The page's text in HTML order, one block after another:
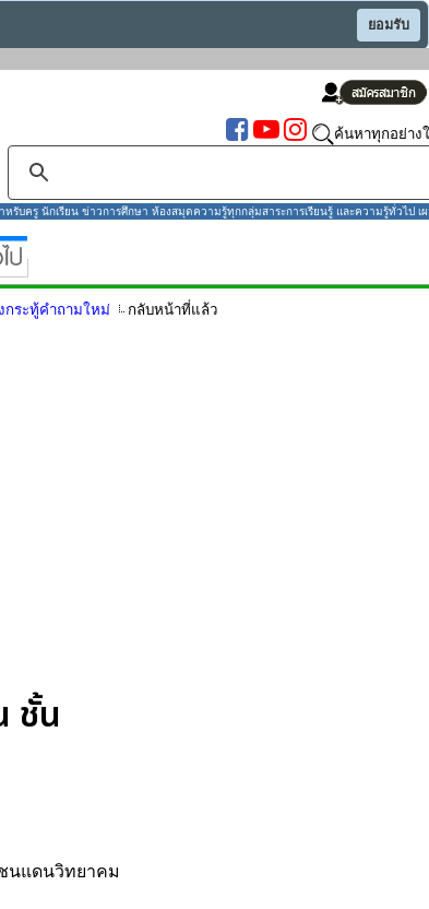
ยอมรับ
ค้นหาทุกอย่าง
รับครู นักเรียน ข่าวการศึกษา ห้องสมุดความรู้ทุกกลุ่มสาระการเรียนรู้ และความรู้ทั่วไป เ
กระทู้คำถามใหม่ กลับหน้าที่แล้ว
ชั้น
นแดนวิทยาคม